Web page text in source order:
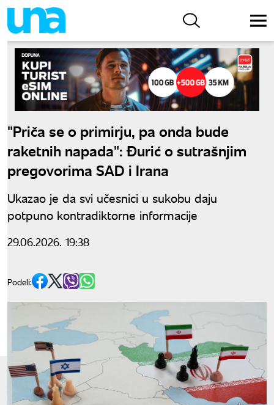
"Priča se o primirju, pa onda bude
raketnih napada": Đurić o sutrašnjim
pregovorima SAD i Irana
Ukazao je da svi učesnici u sukobu daju
potpuno kontradiktorne informacije
29.06.2026. 19:38
Podeli: